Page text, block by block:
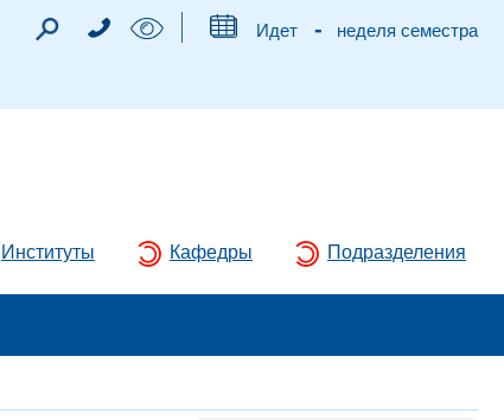
Идет - неделя семестра
Институты Кафедры Подразделения